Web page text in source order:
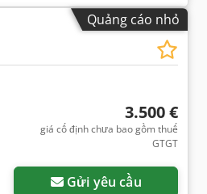
Quảng cáo nhỏ
3.500 €
giá cố định chưa bao gồm thuế
GTGT
Gửi yêu cầu